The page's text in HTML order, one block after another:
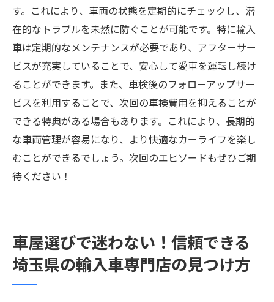
す。これにより、車両の状態を定期的にチェックし、潜
在的なトラブルを未然に防ぐことが可能です。特に輸入
車は定期的なメンテナンスが必要であり、アフターサー
ビスが充実していることで、安心して愛車を運転し続け
ることができます。また、車検後のフォローアップサー
ビスを利用することで、次回の車検費用を抑えることが
できる特典がある場合もあります。これにより、長期的
な車両管理が容易になり、より快適なカーライフを楽し
むことができるでしょう。次回のエピソードもぜひご期
待ください！
車屋選びで迷わない！信頼できる
埼玉県の輸入車専門店の見つけ方